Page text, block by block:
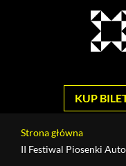
Dźwięków
KUP
Strona główna
II Festiwal Piosenki